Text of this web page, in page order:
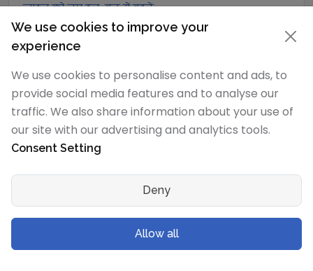
न्यूटन को लघु टन-बल में बदलें
न्यूटन को मेट्रिक टन-बल में बदलें
न्यूटन को किलोग्राम-बल में बदलें
न्यूटन को ग्राम-बल में बदलें
न्यूटन को पोंड में बदलें
न्यूटन को किलोपोंड में बदलें
न्यूटन को पाउंड-बल में बदलें
न्यूटन को किलोपाउंड-बल में बदलें
डेसीन्यूटन को एक्सान्यूटन में बदलें
We use cookies to improve your
experience
We use cookies to personalise content and ads, to
provide social media features and to analyse our
traffic. We also share information about your use of
our site with our advertising and analytics tools.
Consent Setting
Deny
Allow all